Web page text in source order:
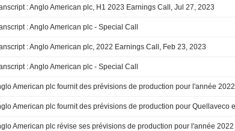
: Anglo American plc, H1 2023 Earnings Call, Jul 27, 2023
: Anglo American plc - Special Call
: Anglo American plc, 2022 Earnings Call, Feb 23, 2023
: Anglo American plc - Special Call
American plc fournit des prévisions de production pour l'année 2022
American plc révise ses prévisions de production pour l'année 2022